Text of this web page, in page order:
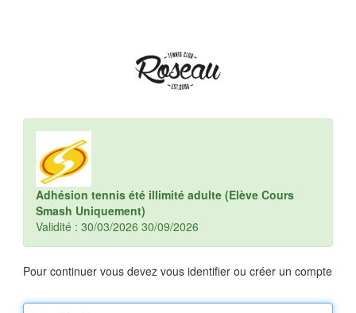
Adhésion tennis été illimité adulte (Elève Cours
Smash Uniquement)
Validité : 30/03/2026 30/09/2026
Pour continuer vous devez vous identifier ou créer un compte